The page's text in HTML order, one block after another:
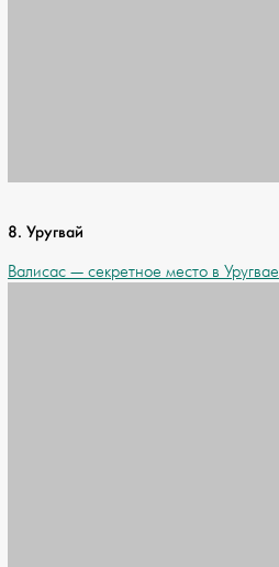
8. Уругвай
Валисас — секретное место в Уругвае